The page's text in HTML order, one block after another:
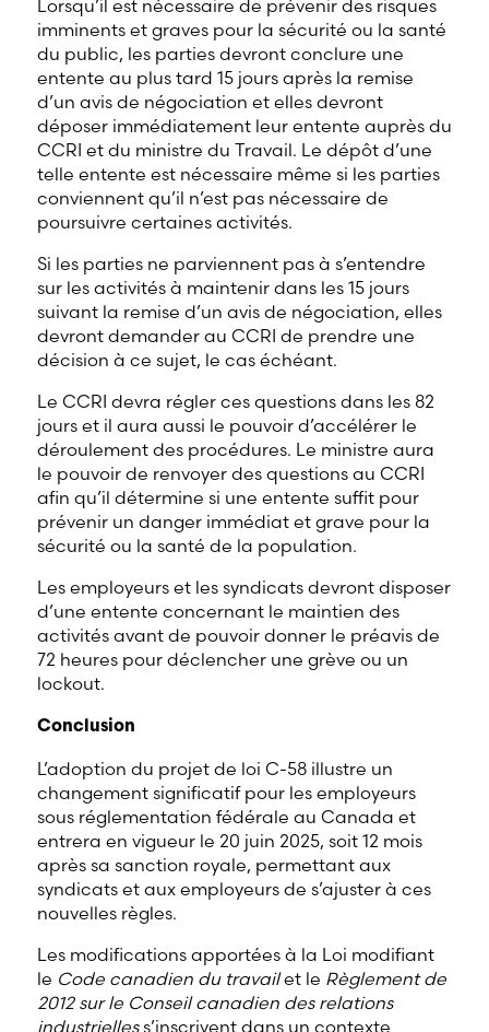
Lorsqu’il est nécessaire de prévenir des risques
imminents et graves pour la sécurité ou la santé
du public, les parties devront conclure une
entente au plus tard 15 jours après la remise
d’un avis de négociation et elles devront
déposer immédiatement leur entente auprès du
CCRI et du ministre du Travail. Le dépôt d’une
telle entente est nécessaire même si les parties
conviennent qu’il n’est pas nécessaire de
poursuivre certaines activités.
Si les parties ne parviennent pas à s’entendre
sur les activités à maintenir dans les 15 jours
suivant la remise d’un avis de négociation, elles
devront demander au CCRI de prendre une
décision à ce sujet, le cas échéant.
Le CCRI devra régler ces questions dans les 82
jours et il aura aussi le pouvoir d’accélérer le
déroulement des procédures. Le ministre aura
le pouvoir de renvoyer des questions au CCRI
afin qu’il détermine si une entente suffit pour
prévenir un danger immédiat et grave pour la
sécurité ou la santé de la population.
Les employeurs et les syndicats devront disposer
d’une entente concernant le maintien des
activités avant de pouvoir donner le préavis de
72 heures pour déclencher une grève ou un
lockout.
Conclusion
L’adoption du projet de loi C-58 illustre un
changement significatif pour les employeurs
sous réglementation fédérale au Canada et
entrera en vigueur le 20 juin 2025, soit 12 mois
après sa sanction royale, permettant aux
syndicats et aux employeurs de s’ajuster à ces
nouvelles règles.
Les modifications apportées à la Loi modifiant
le Code canadien du travailet le Règlement de
2012 sur le Conseil canadien des relations
industrielless’inscrivent dans un contexte